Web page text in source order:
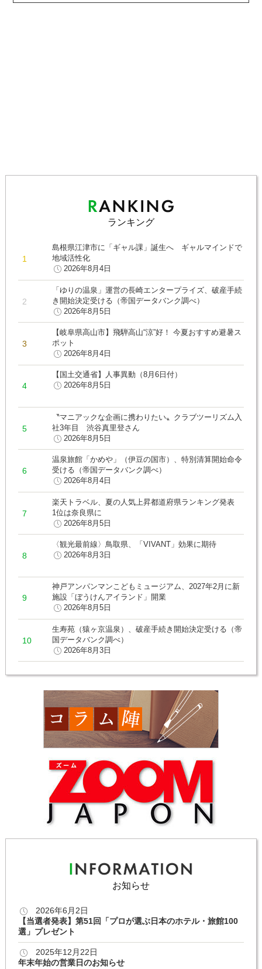
ランキング
島根県江津市に「ギャル課」誕生へ ギャルマインドで
地域活性化
2026年8月4日
「ゆりの温泉」運営の長崎エンタープライズ、破産手続
き開始決定受ける（帝国データバンク調べ）
2026年8月5日
【岐阜県高山市】飛騨高山“涼”好！ 今夏おすすめ避暑ス
ポット
2026年8月4日
【国土交通省】人事異動（8月6日付）
2026年8月5日
〝マニアックな企画に携わりたい〟クラブツーリズム入
社3年目 渋谷真里登さん
2026年8月5日
温泉旅館「かめや」（伊豆の国市）、特別清算開始命令
受ける（帝国データバンク調べ）
2026年8月4日
楽天トラベル、夏の人気上昇都道府県ランキング発表
1位は奈良県に
2026年8月5日
〈観光最前線〉鳥取県、「VIVANT」効果に期待
2026年8月3日
神戸アンパンマンこどもミュージアム、2027年2月に新
施設「ぼうけんアイランド」開業
2026年8月5日
生寿苑（猿ヶ京温泉）、破産手続き開始決定受ける（帝
国データバンク調べ）
2026年8月3日
お知らせ
2026年6月2日
【当選者発表】第51回「プロが選ぶ日本のホテル・旅館100
選」プレゼント
2025年12月22日
年末年始の営業日のお知らせ